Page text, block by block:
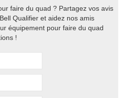
faire du quad ? Partagez vos avis
Qualifier et aidez nos amis
équipement pour faire du quad
!